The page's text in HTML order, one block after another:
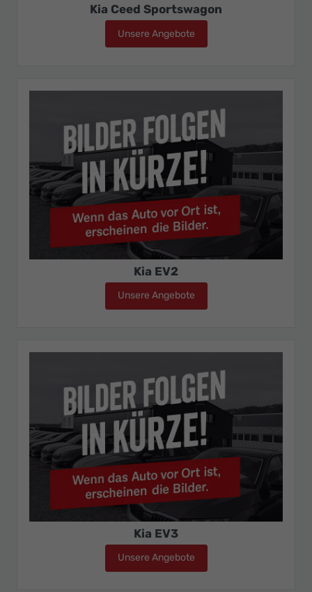
Kia Ceed Sportswagon
Unsere Angebote
Kia EV2
Unsere Angebote
Kia EV3
Unsere Angebote